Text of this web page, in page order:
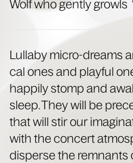
Wolf who gen­tly growls
Lul­la­by micro-dreams
cal ones and play­ful
hap­pi­ly stomp and
sleep. They will be
that will stir our
with the con­cert
dis­perse the rem­nants